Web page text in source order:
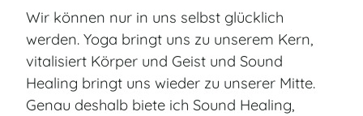
Wir können nur in uns selbst glücklich
werden. Yoga bringt uns zu unserem Kern,
vitalisiert Körper und Geist und Sound
Healing bringt uns wieder zu unserer Mitte.
Genau deshalb biete ich Sound Healing,